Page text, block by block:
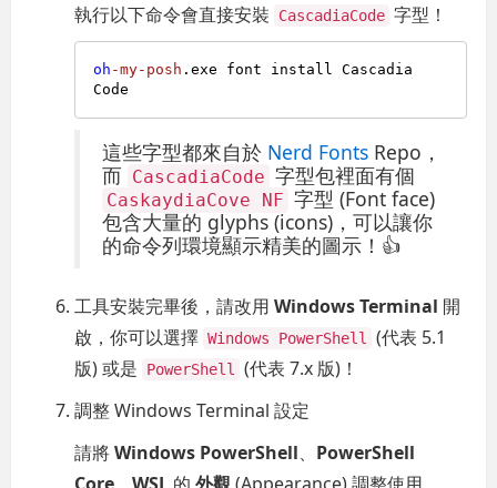
執行以下命令會直接安裝
CascadiaCode 字型！
oh -my-posh .exe font install Cascadia
這些字型都來自於 Nerd Fonts Repo，
而 CascadiaCode 字型包裡面有個
CaskaydiaCove NF 字型 (Font face)
包含大量的 glyphs (icons)，可以讓你
的命令列環境顯示精美的圖示！👍
工具安裝完畢後，請改用Windows Terminal 開
啟，你可以選擇 Windows PowerShell
(代表 5.1
版) 或是
PowerShell
(代表 7.x 版)！
調整 Windows Terminal 設定
請將Windows PowerShell、 PowerShell
Core 、WSL 的外觀 (Appearance) 調整使用